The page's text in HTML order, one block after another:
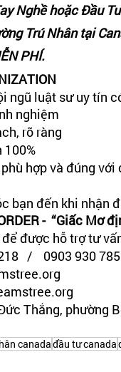
Nghề hoặc Đầu
Trú Nhân tại
PHÍ.
ngũ luật sư uy tín
nghiệm
rõ ràng
100%
hợp và đúng
bạn đến khi nhận
-  “Giấc Mơ
để được hỗ trợ tư
/    0903 930
Thắng, phường
canadađầu tư canada